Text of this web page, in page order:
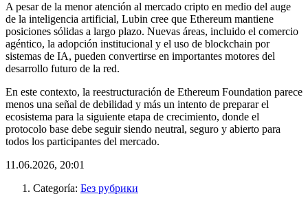
A pesar de la menor atención al mercado cripto en medio del auge
de la inteligencia artificial, Lubin cree que Ethereum mantiene
posiciones sólidas a largo plazo. Nuevas áreas, incluido el comercio
agéntico, la adopción institucional y el uso de blockchain por
sistemas de IA, pueden convertirse en importantes motores del
desarrollo futuro de la red.
En este contexto, la reestructuración de Ethereum Foundation parece
menos una señal de debilidad y más un intento de preparar el
ecosistema para la siguiente etapa de crecimiento, donde el
protocolo base debe seguir siendo neutral, seguro y abierto para
todos los participantes del mercado.
11.06.2026, 20:01
Categoría: Без рубрики